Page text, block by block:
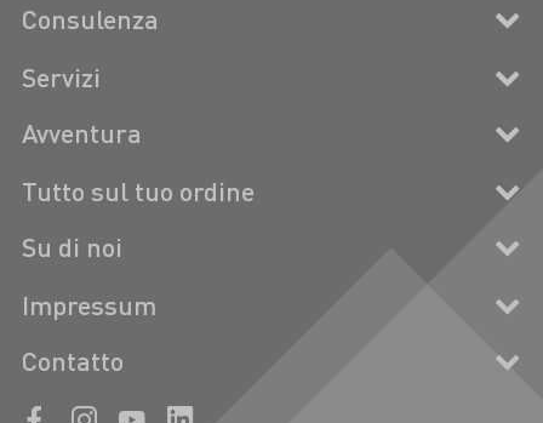
Consulenza
Servizi
Avventura
Tutto sul tuo ordine
Su di noi
Impressum
Contatto